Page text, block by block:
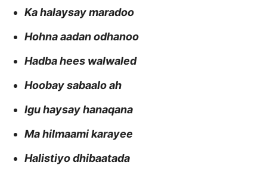
Ka halaysay maradoo
Hohna aadan odhanoo
Hadba hees walwaled
Hoobay sabaalo ah
Igu haysay hanaqana
Ma hilmaami karayee
Halistiyo dhibaatada